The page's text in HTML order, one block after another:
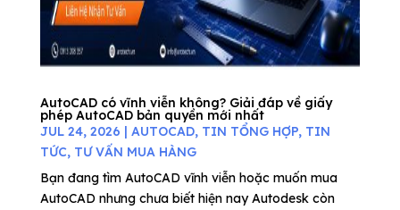
AutoCAD có vĩnh viễn không? Giải đáp về giấy
phép AutoCAD bản quyền mới nhất
JUL 24, 2026 | AUTOCAD, TIN TỔNG HỢP, TIN
TỨC, TƯ VẤN MUA HÀNG
Bạn đang tìm AutoCAD vĩnh viễn hoặc muốn mua
AutoCAD nhưng chưa biết hiện nay Autodesk còn